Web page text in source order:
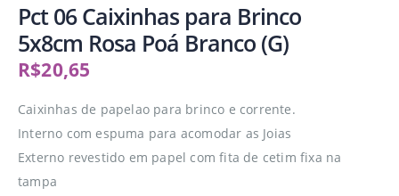
Pct 06 Caixinhas para Brinco
5x8cm Rosa Poá Branco (G)
R$20,65
Caixinhas de papelao para brinco e corrente.
Interno com espuma para acomodar as Joias
Externo revestido em papel com fita de cetim fixa na
tampa